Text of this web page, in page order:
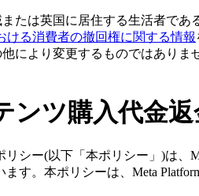
たは英国に居住する生活者で
ける消費者の撤回権に関する情報
により変更するものではあり
ンツ購入代金
シー(以下「本ポリシー」)は
す。本ポリシーは、Meta